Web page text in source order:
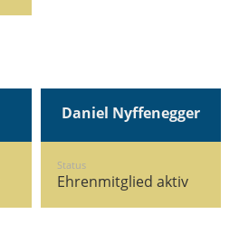
Daniel Nyffenegger
Status
Ehrenmitglied aktiv